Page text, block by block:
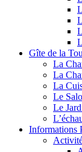
Gîte de la
La
La
La
Le
Le
Informations